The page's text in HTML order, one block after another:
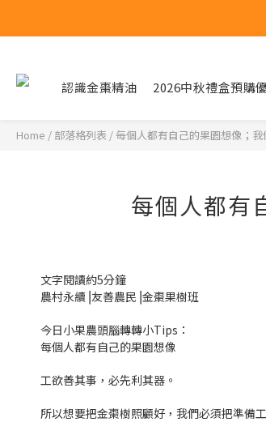
認識金棗精油 2026中秋禮盒預購
Home / 部落格列表 /每個人都有自己的果園想像；我
每個人都有
文字閱讀約5分鐘
農村永續⎥友善農民⎥金棗果樹班
今日小果農頭腦轉轉小Tips：
每個人都有自己的果園想像
工欲善其事，必先利其器。
所以想要把金棗樹照顧好，我們必須把準備